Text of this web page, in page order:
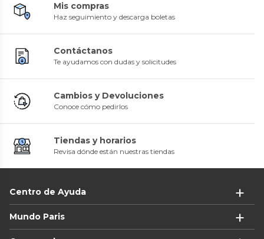
Mis compras
Haz seguimiento y descarga boletas
Contáctanos
Te ayudamos con dudas y solicitudes
Cambios y Devoluciones
Conoce cómo pedirlos
Tiendas y horarios
Revisa dónde están nuestras tiendas
Centro de Ayuda
Mundo Paris